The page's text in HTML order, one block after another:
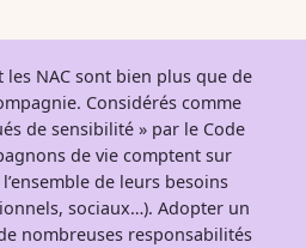
les NAC sont bien plus que de
Considérés comme
de sensibilité » par le Code
de vie comptent sur
de leurs besoins
sociaux…). Adopter un
nombreuses responsabilités